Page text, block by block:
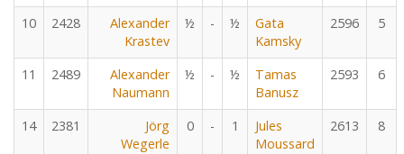
10 2428
Alexander
Krastev
½ - ½
Gata
Kamsky
2596 5
11 2489
Alexander
Naumann
½ - ½
Tamas
Banusz
2593 6
14 2381
Jörg
Wegerle
0 - 1
Jules
Moussard
2613 8